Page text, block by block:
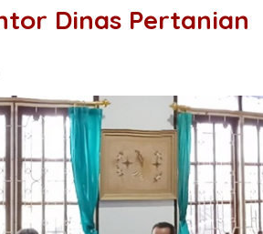
Dinas Pertanian